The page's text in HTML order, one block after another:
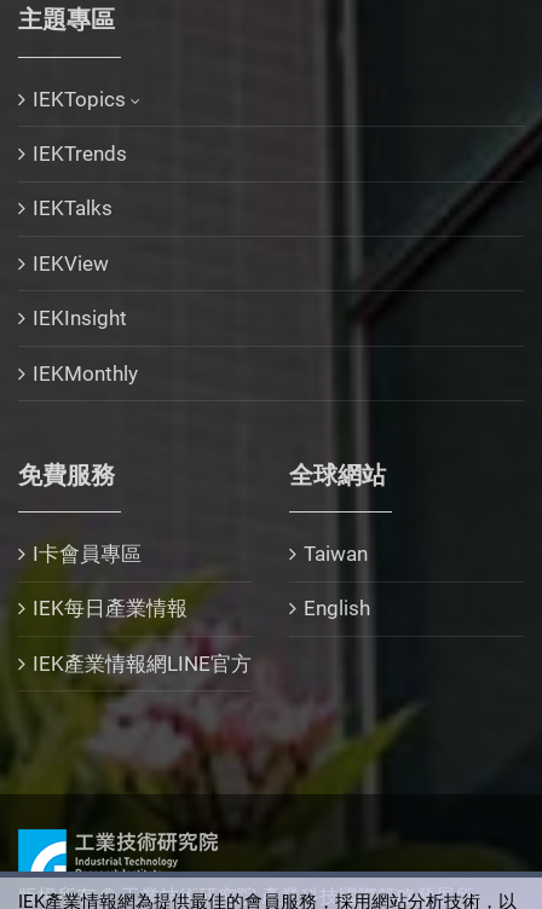
主題專區
IEKTopics
IEKTrends
IEKTalks
IEKView
IEKInsight
IEKMonthly
免費服務
I卡會員專區
IEK每日產業情報
IEK產業情報網LINE官方
全球網站
Taiwan
English
版權所有 © 工業技術研究院 產業科技國際策略發展所
IEK產業情報網為提供最佳的會員服務，採用網站分析技術，以